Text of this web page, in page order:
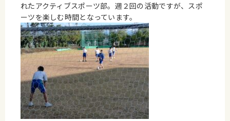
れたアクティブスポーツ部。週２回の活動ですが、スポ
ーツを楽しむ時間となっています。